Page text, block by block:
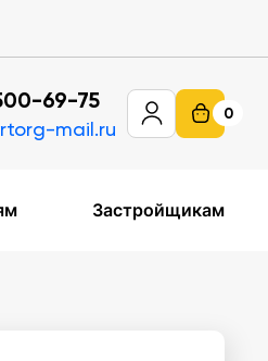
69-75
mail.ru
0
Застройщикам